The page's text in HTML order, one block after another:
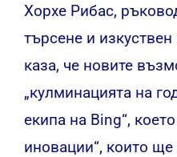
Хорхе Рибас,
търсене и
каза, че новите
„кулминацията на
екипа на Bing“,
иновации“, които